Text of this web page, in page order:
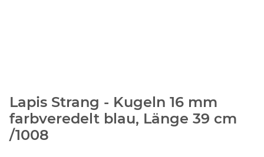
Lapis Strang - Kugeln 16 mm
farbveredelt blau, Länge 39 cm
/1008